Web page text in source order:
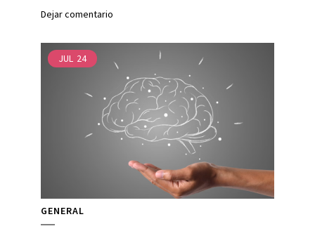
Dejar comentario
JUL 24
GENERAL